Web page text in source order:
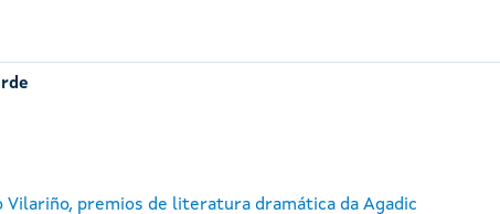
Vilariño, premios de literatura dramática da Agadic